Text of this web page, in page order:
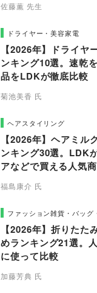
佐藤薫 先生
ドライヤー・美容家電
【2026年】ドライヤ
ンキング10選。速乾
品をLDKが徹底比較
菊池美香 氏
ヘアスタイリング
【2026年】ヘアミル
ンキング30選。LDK
アなどで買える人気
福島康介 氏
ファッション雑貨・バッグ
【2026年】折りたた
めランキング21選。
に使って比較
加藤芳典 氏